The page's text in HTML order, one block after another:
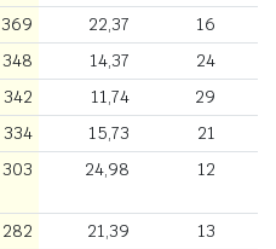
369 22,37 16
348 14,37 24
342 11,74 29
334 15,73 21
303 24,98 12
282 21,39 13